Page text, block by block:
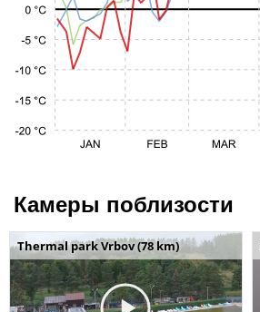
Камеры поблизости
Thermal park Vrbov (78 km)